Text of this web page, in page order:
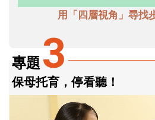
用「四層視角」尋找
專題3
保母托育，停看聽！